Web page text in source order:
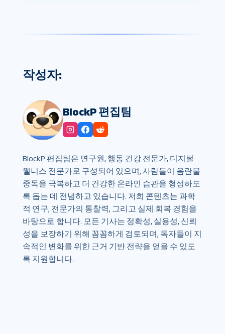
작성자:
BlockP 편집팀
BlockP 편집팀은 연구원, 행동 건강 전문가, 디지털
웰니스 전문가로 구성되어 있으며, 사람들이 음란물
중독을 극복하고 더 건강한 온라인 습관을 형성하도
록 돕는 데 전념하고 있습니다. 저희 콘텐츠는 과학
적 연구, 전문가의 통찰력, 그리고 실제 회복 경험을
바탕으로 합니다. 모든 기사는 정확성, 실용성, 신뢰
성을 보장하기 위해 꼼꼼하게 검토되며, 독자들이 지
속적인 변화를 위한 근거 기반 전략을 얻을 수 있도
록 지원합니다.